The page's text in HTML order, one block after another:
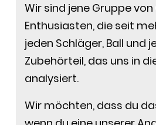
Wir sind jene Gruppe
Enthusiasten, die seit
jeden Schläger, Ball und
Zubehörteil, das uns in
analysiert.
Wir möchten, dass du